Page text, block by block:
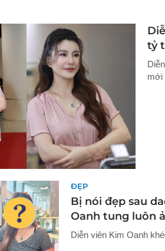
tỷ
mới
ĐẸP
Bị nói đẹp sau
Oanh tung luôn
Diễn viên Kim Oanh